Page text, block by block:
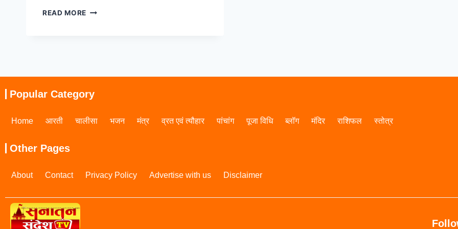
READ MORE
Popular Category
Home आरती चालीसा भजन मंत्र व्रत एवं त्यौहार पांचांग पूजा विधि ब्लॉग मंदिर राशिफल स्तोत्र
Other Pages
About Contact Privacy Policy Advertise with us Disclaimer